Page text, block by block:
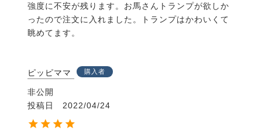
強度に不安が残ります。お馬さんトランプが欲しか
ったので注文に入れました。トランプはかわいくて
眺めてます。
ピッピママ 購入者
非公開
投稿日
2022/04/24